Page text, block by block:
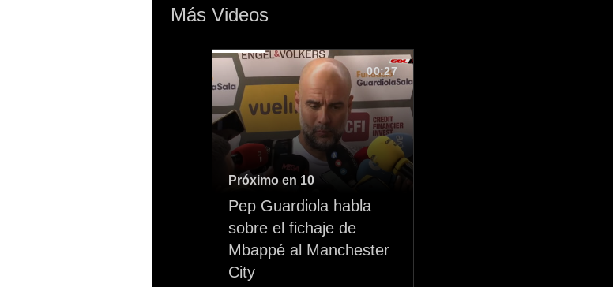
Más Videos
00:27
Próximo en 9
Pep Guardiola habla
sobre el fichaje de
Mbappé al Manchester
City